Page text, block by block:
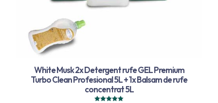
White Musk 2x Detergent rufe GEL Premium
Turbo Clean Profesional 5L + 1x Balsam de rufe
concentrat 5L